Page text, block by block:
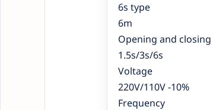
6s type
6m
Opening and
1.5s/3s/6s
Voltage
220V/110V -10%
Frequency